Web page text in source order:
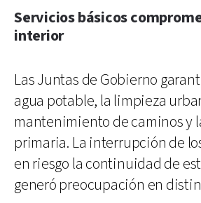
Servicios básicos
interior
Las Juntas de Gobierno
agua potable, la limpieza
mantenimiento de caminos y
primaria. La interrupción de
en riesgo la continuidad de
generó preocupación en